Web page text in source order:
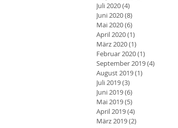
Juli 2020(4)
Juni 2020(8)
Mai 2020(6)
April 2020(1)
März 2020(1)
Februar 2020(1)
September 2019(4)
August 2019(1)
Juli 2019(3)
Juni 2019(6)
Mai 2019(5)
April 2019(4)
März 2019(2)